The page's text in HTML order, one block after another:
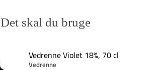
Det skal du bruge
Vedrenne Violet 18%, 70 cl
Vedrenne